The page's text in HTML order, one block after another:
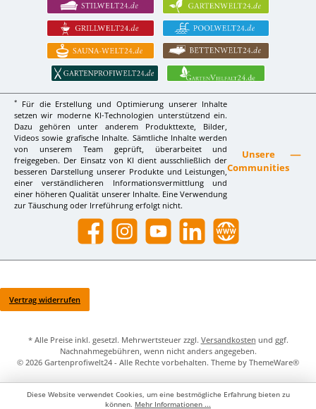
*
Für die Erstellung und Optimierung unserer Inhalte
setzen wir moderne KI-Technologien unterstützend ein.
Dazu gehören unter anderem Produkttexte, Bilder,
Videos sowie grafische Inhalte. Sämtliche Inhalte werden
von unserem Team geprüft, überarbeitet und
freigegeben. Der Einsatz von KI dient ausschließlich der
besseren Darstellung unserer Produkte und Leistungen,
einer verständlicheren Informationsvermittlung und
einer höheren Qualität unserer Inhalte. Eine Verwendung
zur Täuschung oder Irreführung erfolgt nicht.
Unsere
Communities
Facebook InstagramYouTube LinkedIn Website
Vertrag widerrufen
* Alle Preise inkl. gesetzl. Mehrwertsteuer zzgl. Versandkosten und ggf.
Nachnahmegebühren, wenn nicht anders angegeben.
© 2026 Gartenprofiwelt24 - Alle Rechte vorbehalten. Theme by ThemeWare®
Diese Website verwendet Cookies, um eine bestmögliche Erfahrung bieten zu
können. Mehr Informationen ...